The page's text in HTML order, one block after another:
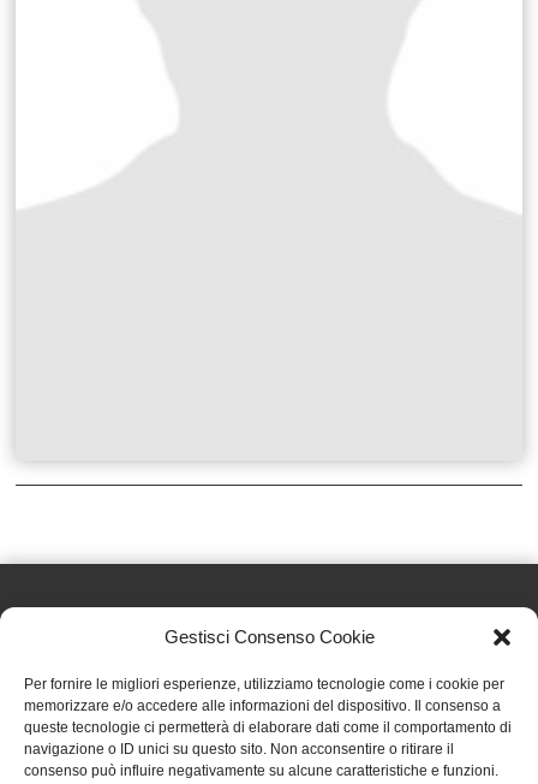
Gestisci Consenso Cookie
Per fornire le migliori esperienze, utilizziamo tecnologie come i cookie per
memorizzare e/o accedere alle informazioni del dispositivo. Il consenso a
queste tecnologie ci permetterà di elaborare dati come il comportamento di
navigazione o ID unici su questo sito. Non acconsentire o ritirare il
consenso può influire negativamente su alcune caratteristiche e funzioni.
Effatà Editrice di Pellegrino Paolo SAS
C.F. e P.IVA 09655250018
Via Tre Denti, 1 - 10060 Cantalupa (TO)
Telefono: (+39) 0121 353452 - Fax: (+39) 0121 353839